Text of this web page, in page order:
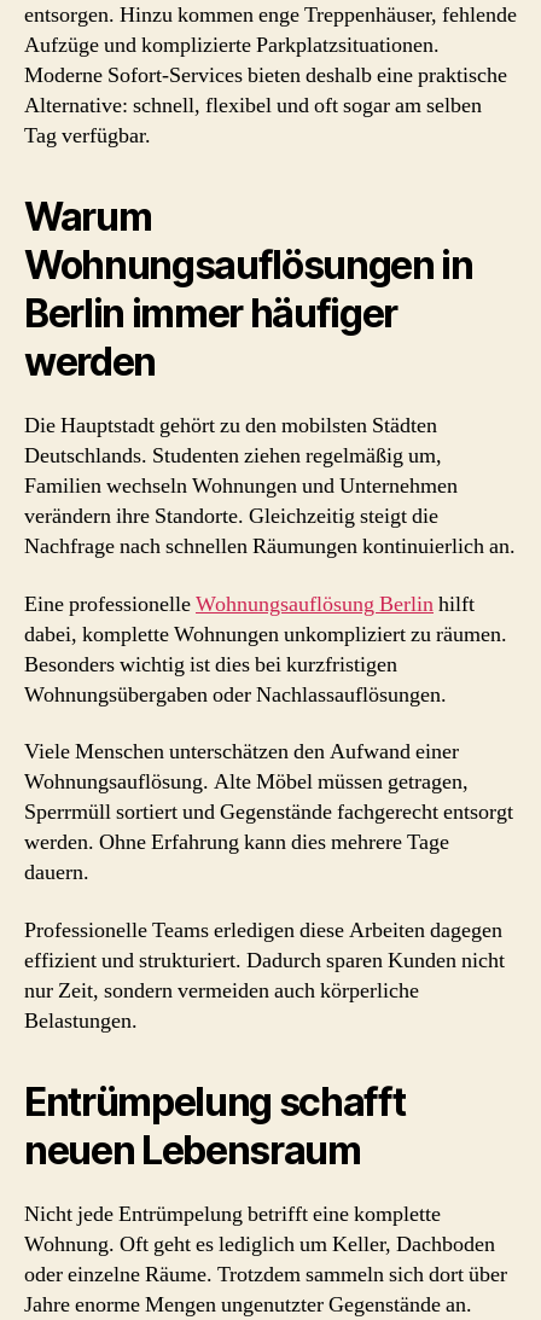
entsorgen. Hinzu kommen enge Treppenhäuser, fehlende
Aufzüge und komplizierte Parkplatzsituationen.
Moderne Sofort-Services bieten deshalb eine praktische
Alternative: schnell, flexibel und oft sogar am selben
Tag verfügbar.
Warum
Wohnungsauflösungen in
Berlin immer häufiger
werden
Die Hauptstadt gehört zu den mobilsten Städten
Deutschlands. Studenten ziehen regelmäßig um,
Familien wechseln Wohnungen und Unternehmen
verändern ihre Standorte. Gleichzeitig steigt die
Nachfrage nach schnellen Räumungen kontinuierlich an.
Eine professionelleWohnungsauflösung Berlinhilft
dabei, komplette Wohnungen unkompliziert zu räumen.
Besonders wichtig ist dies bei kurzfristigen
Wohnungsübergaben oder Nachlassauflösungen.
Viele Menschen unterschätzen den Aufwand einer
Wohnungsauflösung. Alte Möbel müssen getragen,
Sperrmüll sortiert und Gegenstände fachgerecht entsorgt
werden. Ohne Erfahrung kann dies mehrere Tage
dauern.
Professionelle Teams erledigen diese Arbeiten dagegen
effizient und strukturiert. Dadurch sparen Kunden nicht
nur Zeit, sondern vermeiden auch körperliche
Belastungen.
Entrümpelung schafft
neuen Lebensraum
Nicht jede Entrümpelung betrifft eine komplette
Wohnung. Oft geht es lediglich um Keller, Dachboden
oder einzelne Räume. Trotzdem sammeln sich dort über
Jahre enorme Mengen ungenutzter Gegenstände an.